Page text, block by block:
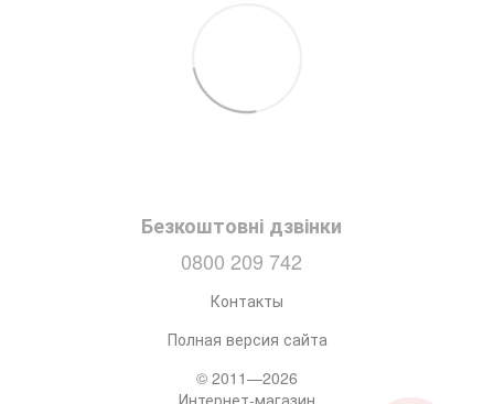
Безкоштовні дзвінки
0800 209 742
Контакты
Полная версия сайта
© 2011—2026
Интернет-магазин